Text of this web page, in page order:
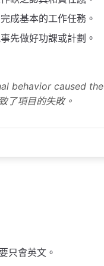
成基本的工作任務。
事先做好功課或計劃。
behavior caused
了項目的失敗。
只會英文。